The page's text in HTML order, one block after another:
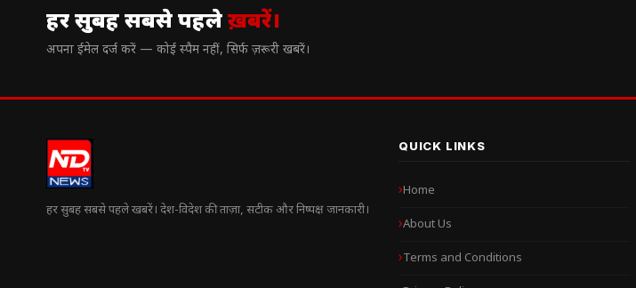
हर सुबह सबसे पहलेख़बरें।
अपना ईमेल दर्ज करें — कोई स्पैम नहीं, सिर्फ ज़रूरी खबरें।
हर सुबह सबसे पहले खबरें। देश-विदेश की ताज़ा, सटीक और निष्पक्ष जानकारी।
QUICK LINKS
Home
About Us
Terms and Conditions